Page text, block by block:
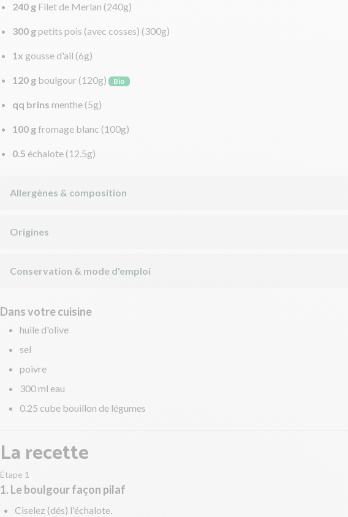
240 g Filet de Merlan (240g)
300 gpetits pois (avec cosses) (300g)
1x gousse d'ail (6g)
120 g boulgour (120g) Bio
qq brins menthe (5g)
100 gfromage blanc (100g)
0.5 échalote (12.5g)
Allergènes & composition
Origines
Conservation & mode d'emploi
Dans votre cuisine
huile d'olive
sel
poivre
300 ml eau
0.25 cube bouillon de légumes
La recette
Étape 1
1. Le boulgour façon pilaf
Ciselez (dés) l'échalote.